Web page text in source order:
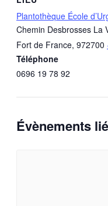
Plantothèque École
Chemin Desbrosses La
Fort de France, 972700
Téléphone
0696 19 78 92
Évènements